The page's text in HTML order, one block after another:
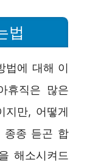
법
법에 대해 이
휴직은 많은
지만, 어떻게
종종 듣곤 합
해소시켜드